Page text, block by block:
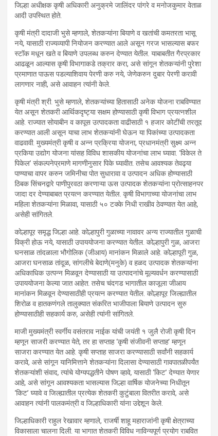
जिल्हा अधीक्षक कृषी अधिकारी अनुक्रमे जालिंदर पांगरे व मनोजकुमार वेताळ
आदी उपस्थित होते.
कृषी मंत्री दादाजी भुसे म्हणाले, शेतकऱ्यांना बियाणे व खतांची कमतरता भासू
नये, यासाठी राज्यव्यापी नियोजन करण्यात आले असून गरज भासल्यास बफर
स्टॉक मधून खते व बियाणे उपलब्ध करुन देण्यात येतील. याबाबतीत गैरप्रकार
आढळून आल्यास कृषी विभागाकडे तक्रार करा, असे सांगून शेतकऱ्यांनी पुरेशा
प्रमाणात पाऊस पडल्याशिवाय पेरणी करु नये, जेणेकरुन दुबार पेरणी करावी
लागणार नाही, असे आवाहन त्यांनी केले.
कृषी मंत्री श्री. भुसे म्हणाले, शेतकऱ्यांच्या हितासाठी अनेक योजना राबविण्यात
येत असून शेतकरी आर्थिकदृष्ट्या सक्षम होण्यासाठी कृषी विभाग प्रयत्नशील
आहे. राज्यात सोयाबीन व कापूस उत्पादकता वाढीसाठी १ हजार कोटींची तरतूद
करण्यात आली असून याचा लाभ शेतकऱ्यांनी घेऊन या पिकांच्या उत्पादकता
वाढवावी. मुख्यमंत्री कृषी व अन्न प्रक्रिया योजना, प्रधानमंत्री सुक्ष्म अन्न
प्रकिया उद्योग योजना यांसह विविध शासकीय योजनांचा लाभ घ्यावा. ‘विकेल ते
पिकेल’ संकल्पनेप्रमाणे मागणीनुसार पिके घ्यावीत. तसेच आवश्यक तेवढ्या
पाण्याचा वापर करुन जमिनीचा पोत सुधारावा व उत्पादन अधिक होण्यासाठी
ठिबक सिंचनद्वारे पाणीपुरवठा करणाऱ्या ऊस उत्पादक शेतकऱ्यांना प्रोत्साहनपर
जादा दर देण्याबाबत प्रयत्न करण्यात येतील. कृषी विभागाच्या योजनांचा लाभ
महिला शेतकऱ्यांना मिळावा, यासाठी ५० टक्के निधी राखीव ठेवण्यात येत आहे,
असेही सांगितले.
कोल्हापूर समृद्ध जिल्हा आहे. कोल्हापुरी गुळाच्या नावावर अन्य राज्यातील गुळाची
विक्री होऊ नये, यासाठी उपाययोजना करण्यात येतील. कोल्हापुरी गुळ, आजरा
घनसाळ तांदळाला भौगोलिक (जीआय) मानांकन मिळाले आहे. कोल्हापूरी गुळ,
आजरा घनसाळ तांदूळ, सांगलीचे बेदाणे(मनुके) व हळद उत्पादक शेतकऱ्यांना
अधिकाधिक उत्पन्न मिळवून देण्यासाठी या उत्पादनांचे मूल्यवर्धन करण्यासाठी
उपाययोजना केल्या जात आहेत. तसेच चंदगड भागातील काजूला जीआय
मानांकन मिळवून देण्यासाठीही प्रयत्न करण्यात येतील. कोल्हापूर जिल्ह्यातील
शिरोळ व हातकणंगले तालुक्यात संकरित भाजीपाला बियाणे उत्पादन सुरु
होण्यासाठीही सहकार्य करु, असेही त्यांनी सांगितले.
माजी मुख्यमंत्री स्वर्गीय वसंतराव नाईक यांची जयंती १ जुलै रोजी कृषी दिन
म्हणून साजरी करण्यात येते, तर हा सप्ताह ‘कृषी संजीवनी सप्ताह’ म्हणून
साजरा करण्यात येत आहे. कृषी सप्ताह साजरा करण्यासाठी सर्वांनी सहकार्य
करावे, असे सांगून यानिमित्ताने शेतकऱ्यांना दिलासा देण्यासाठी गावपातळीपर्यंत
शेतकऱ्यांशी संवाद, त्यांचे योग्यपद्धतीने पोषण व्हावे, यासाठी ‘किट’ देण्यात येणार
आहे, असे सांगून आवश्यकता भासल्यास जिल्हा वार्षिक योजनेच्या निधीतून
‘किट’ घ्यावे व जिल्ह्यातील प्रत्येक शेतकरी कुटुंबाला वितरीत करावे, असे
आवाहन त्यांनी पालकमंत्री व जिल्हाधिकारी यांना उद्देशून केले.
जिल्हाधिकारी राहुल रेखावार म्हणाले, राजर्षी शाहू महाराजांनी कृषी क्षेत्राच्या
विकासाला चालना दिली. या भागात शेतकरी विविध नाविन्यपूर्ण प्रयोग राबवित